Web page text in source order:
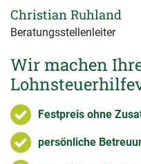
Wir machen
Festpreis ohne
persönliche
Christian Ruhland
Beratungsstellenleiter